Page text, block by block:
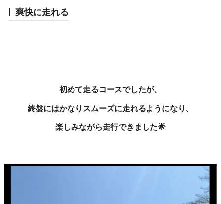
爽快に走れる
初めて走るコースでしたが、
終盤にはかなりスムーズに走れるようになり、
楽しみながら走行できました🌟